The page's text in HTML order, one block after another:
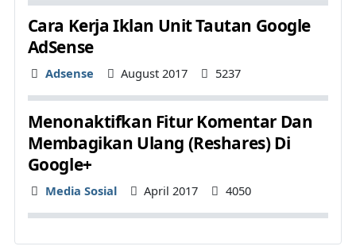
Cara Kerja Iklan Unit Tautan Google
AdSense
Details
Adsense August 2017 5237
Menonaktifkan Fitur Komentar Dan
Membagikan Ulang (Reshares) Di
Google+
Details
Media Sosial April 2017 4050